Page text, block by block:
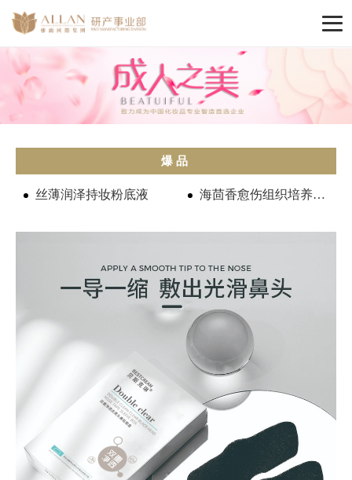
爆品
丝薄润泽持妆粉底液 海茴香愈伤组织培养物滤液修护系列...